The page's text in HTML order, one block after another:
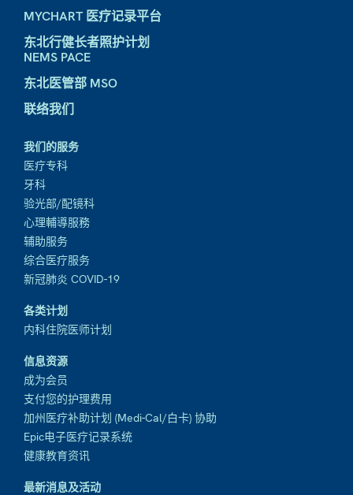
MYCHART 医疗记录平台
东北行健长者照护计划
NEMS PACE
东北医管部 MSO
联络我们
我们的服务
医疗专科
牙科
验光部/配镜科
心理輔導服務
辅助服务
综合医疗服务
新冠肺炎 COVID-19
各类计划
内科住院医师计划
信息资源
成为会员
支付您的护理费用
加州医疗补助计划 (Medi-Cal/白卡) 协助
Epic电子医疗记录系统
健康教育资讯
最新消息及活动